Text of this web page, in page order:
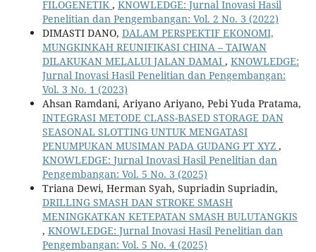
FILOGENETIK , KNOWLEDGE: Jurnal Inovasi Hasil
Penelitian dan Pengembangan: Vol. 2 No. 3 (2022)
DIMASTI DANO, DALAM PERSPEKTIF EKONOMI,
MUNGKINKAH REUNIFIKASI CHINA – TAIWAN
DILAKUKAN MELALUI JALAN DAMAI , KNOWLEDGE:
Jurnal Inovasi Hasil Penelitian dan Pengembangan:
Vol. 3 No. 1 (2023)
Ahsan Ramdani, Ariyano Ariyano, Pebi Yuda Pratama,
INTEGRASI METODE CLASS-BASED STORAGE DAN
SEASONAL SLOTTING UNTUK MENGATASI
PENUMPUKAN MUSIMAN PADA GUDANG PT XYZ ,
KNOWLEDGE: Jurnal Inovasi Hasil Penelitian dan
Pengembangan: Vol. 5 No. 3 (2025)
Triana Dewi, Herman Syah, Supriadin Supriadin,
DRILLING SMASH DAN STROKE SMASH
MENINGKATKAN KETEPATAN SMASH BULUTANGKIS
, KNOWLEDGE: Jurnal Inovasi Hasil Penelitian dan
Pengembangan: Vol. 5 No. 4 (2025)